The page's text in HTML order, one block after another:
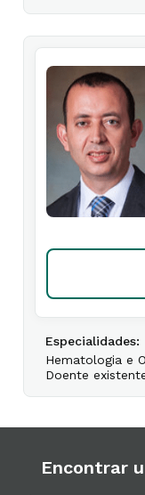
Especialidades:
Hematologia e
Doente
Encontrar